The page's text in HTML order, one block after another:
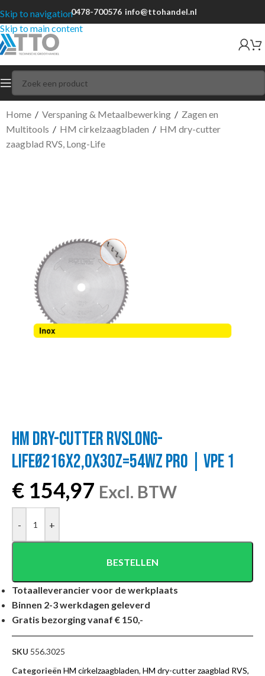
Skip to navigation
Skip to main content
0478-700576 info@ttohandel.nl
Home / Verspaning & Metaalbewerking / Zagen en
Multitools / HM cirkelzaagbladen / HM dry-cutter
zaagblad RVS, Long-Life
HM DRY-CUTTER RVSLONG-
LIFEØ216X2,0X30Z=54WZ PRO | VPE 1
€ 154,97 Excl. BTW
- +
BESTELLEN
Totaalleverancier voor de werkplaats
Binnen 2-3 werkdagen geleverd
Gratis bezorging vanaf € 150,-
SKU 556.3025
Categorieën HM cirkelzaagbladen, HM dry-cutter zaagblad RVS,